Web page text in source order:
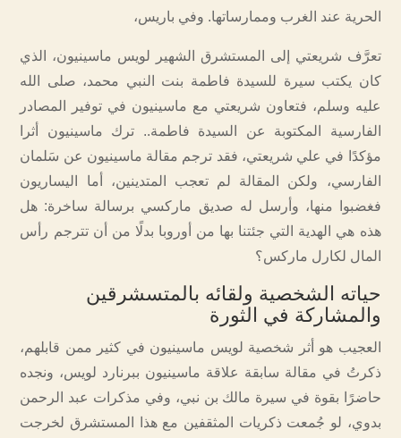
الحرية عند الغرب وممارساتها. وفي باريس،
تعرَّف شريعتي إلى المستشرق الشهير لويس ماسينيون، الذي
كان يكتب سيرة للسيدة فاطمة بنت النبي محمد، صلى الله
عليه وسلم، فتعاون شريعتي مع ماسينيون في توفير المصادر
الفارسية المكتوبة عن السيدة فاطمة.. ترك ماسينيون أثرا
مؤكدًا في علي شريعتي، فقد ترجم مقالة ماسينيون عن سَلمان
الفارسي، ولكن المقالة لم تعجب المتدينين، أما اليساريون
فغضبوا منها، وأرسل له صديق ماركسي برسالة ساخرة: هل
هذه هي الهدية التي جئتنا بها من أوروبا بدلًا من أن تترجم رأس
المال لكارل ماركس؟
حياته الشخصية ولقائه بالمتسشرقين
والمشاركة في الثورة
العجيب هو أثر شخصية لويس ماسينيون في كثير ممن قابلهم،
ذكرتُ في مقالة سابقة علاقة ماسينيون ببرنارد لويس، ونجده
حاضرًا بقوة في سيرة مالك بن نبي، وفي مذكرات عبد الرحمن
بدوي، لو جُمعت ذكريات المثقفين مع هذا المستشرق لخرجت